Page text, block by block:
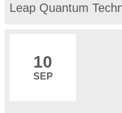
Leap Quantum
10
SEP